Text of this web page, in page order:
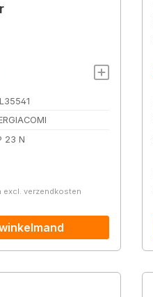
23 N
excl. verzendkosten